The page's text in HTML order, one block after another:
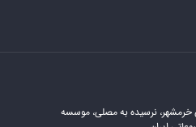
خرمشهر، نرسیده به مصلی، موسسه